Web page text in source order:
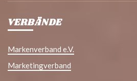
VERBÄNDE
Markenverband e.V.
Marketingverband